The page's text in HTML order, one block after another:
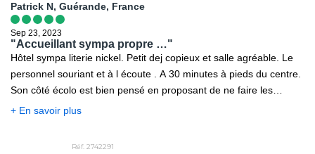
un bon choix pour visiter Vienne et de bon rapport qualité prix.
Patrick N, Guérande, France
Sep 23, 2023
"Accueillant sympa propre …"
Hôtel sympa literie nickel. Petit dej copieux et salle agréable. Le
personnel souriant et à l écoute . A 30 minutes à pieds du centre.
Son côté écolo est bien pensé en proposant de ne faire les
chambres qu un jour sur deux par exemple et de récompenser ce
+ En savoir plus
Réf. 2742291